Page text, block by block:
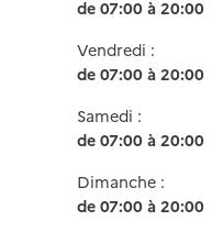
de 07:00 à 20:00
Vendredi :
de 07:00 à 20:00
Samedi :
de 07:00 à 20:00
Dimanche :
de 07:00 à 20:00